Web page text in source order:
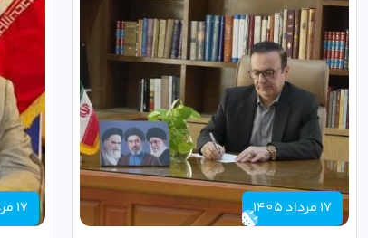
17 مرداد 1405 17 مرداد 1405